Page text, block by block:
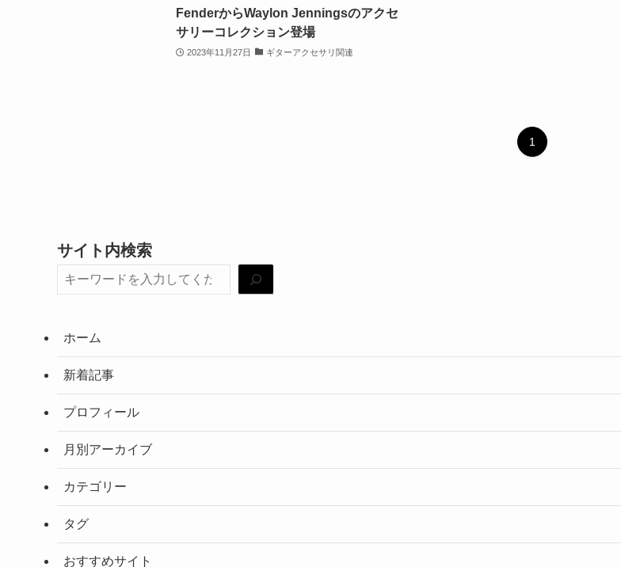
FenderからWaylon Jenningsのアクセ
サリーコレクション登場
2023年11月27日 ギターアクセサリ関連
1
サイト内検索
ホーム
新着記事
プロフィール
月別アーカイブ
カテゴリー
タグ
おすすめサイト